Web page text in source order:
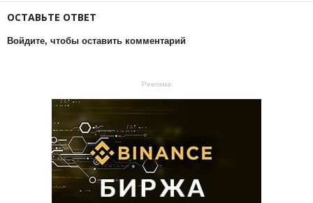
ОСТАВЬТЕ ОТВЕТ
Войдите, чтобы оставить комментарий
Реклама